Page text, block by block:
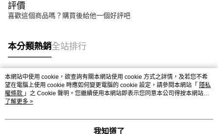
評價
喜歡這個商品嗎？購買後給他一個好評吧
本分類熱銷全站排行
熱門標籤
本網站中使用 cookie，欲查詢有關本網站使用 cookie 方式之詳情，及若您不希
望在電腦上使用 cookie 時應如何變更電腦的 cookie 設定，請參閱本網站「 隱私
權條款 」之 Cookie 聲明。您繼續使用本網站即表示您同意本公司得按本網站使
用條款之 Cookie 聲明使用 cookie。
了解更多 >
我知道了